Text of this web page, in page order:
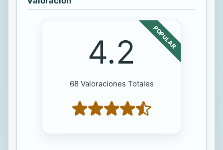
POPULAR
4.2
68 Valoraciones Totales